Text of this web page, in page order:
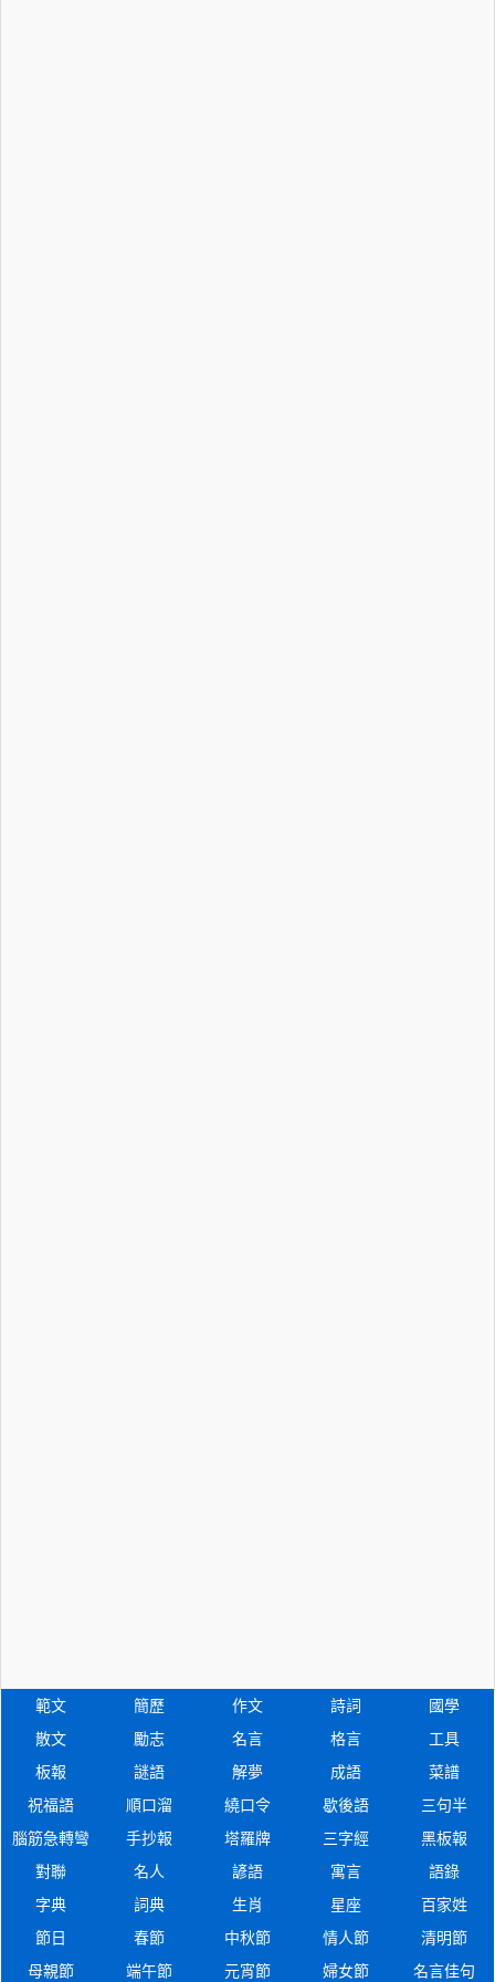
範文 簡歷 作文 詩詞
國學
散文
勵志 名言 格言
工具
板報
謎語 解夢 成語
菜譜
祝福語
順口溜 繞口令 歇後語
三句半
腦筋急轉彎
手抄報 塔羅牌 三字經
黑板報
對聯
名人 諺語 寓言
語錄
字典
詞典 生肖 星座
百家姓
節日
春節 中秋節 情人節
清明節
母親節
端午節 元宵節 婦女節 名言佳句